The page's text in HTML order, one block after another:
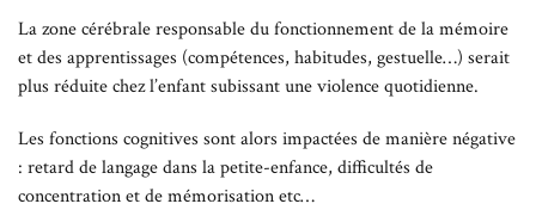
La zone cérébrale responsable du fonctionnement de la mémoire
et des apprentissages (compétences, habitudes, gestuelle…) serait
plus réduite chez l’enfant subissant une violence quotidienne.
Les fonctions cognitives sont alors impactées de manière négative
: retard de langage dans la petite-enfance, difficultés de
concentration et de mémorisation etc…